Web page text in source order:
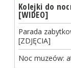
Kolejki do
[WIDEO]
Parada
[ZDJĘCIA]
Noc muzeów: